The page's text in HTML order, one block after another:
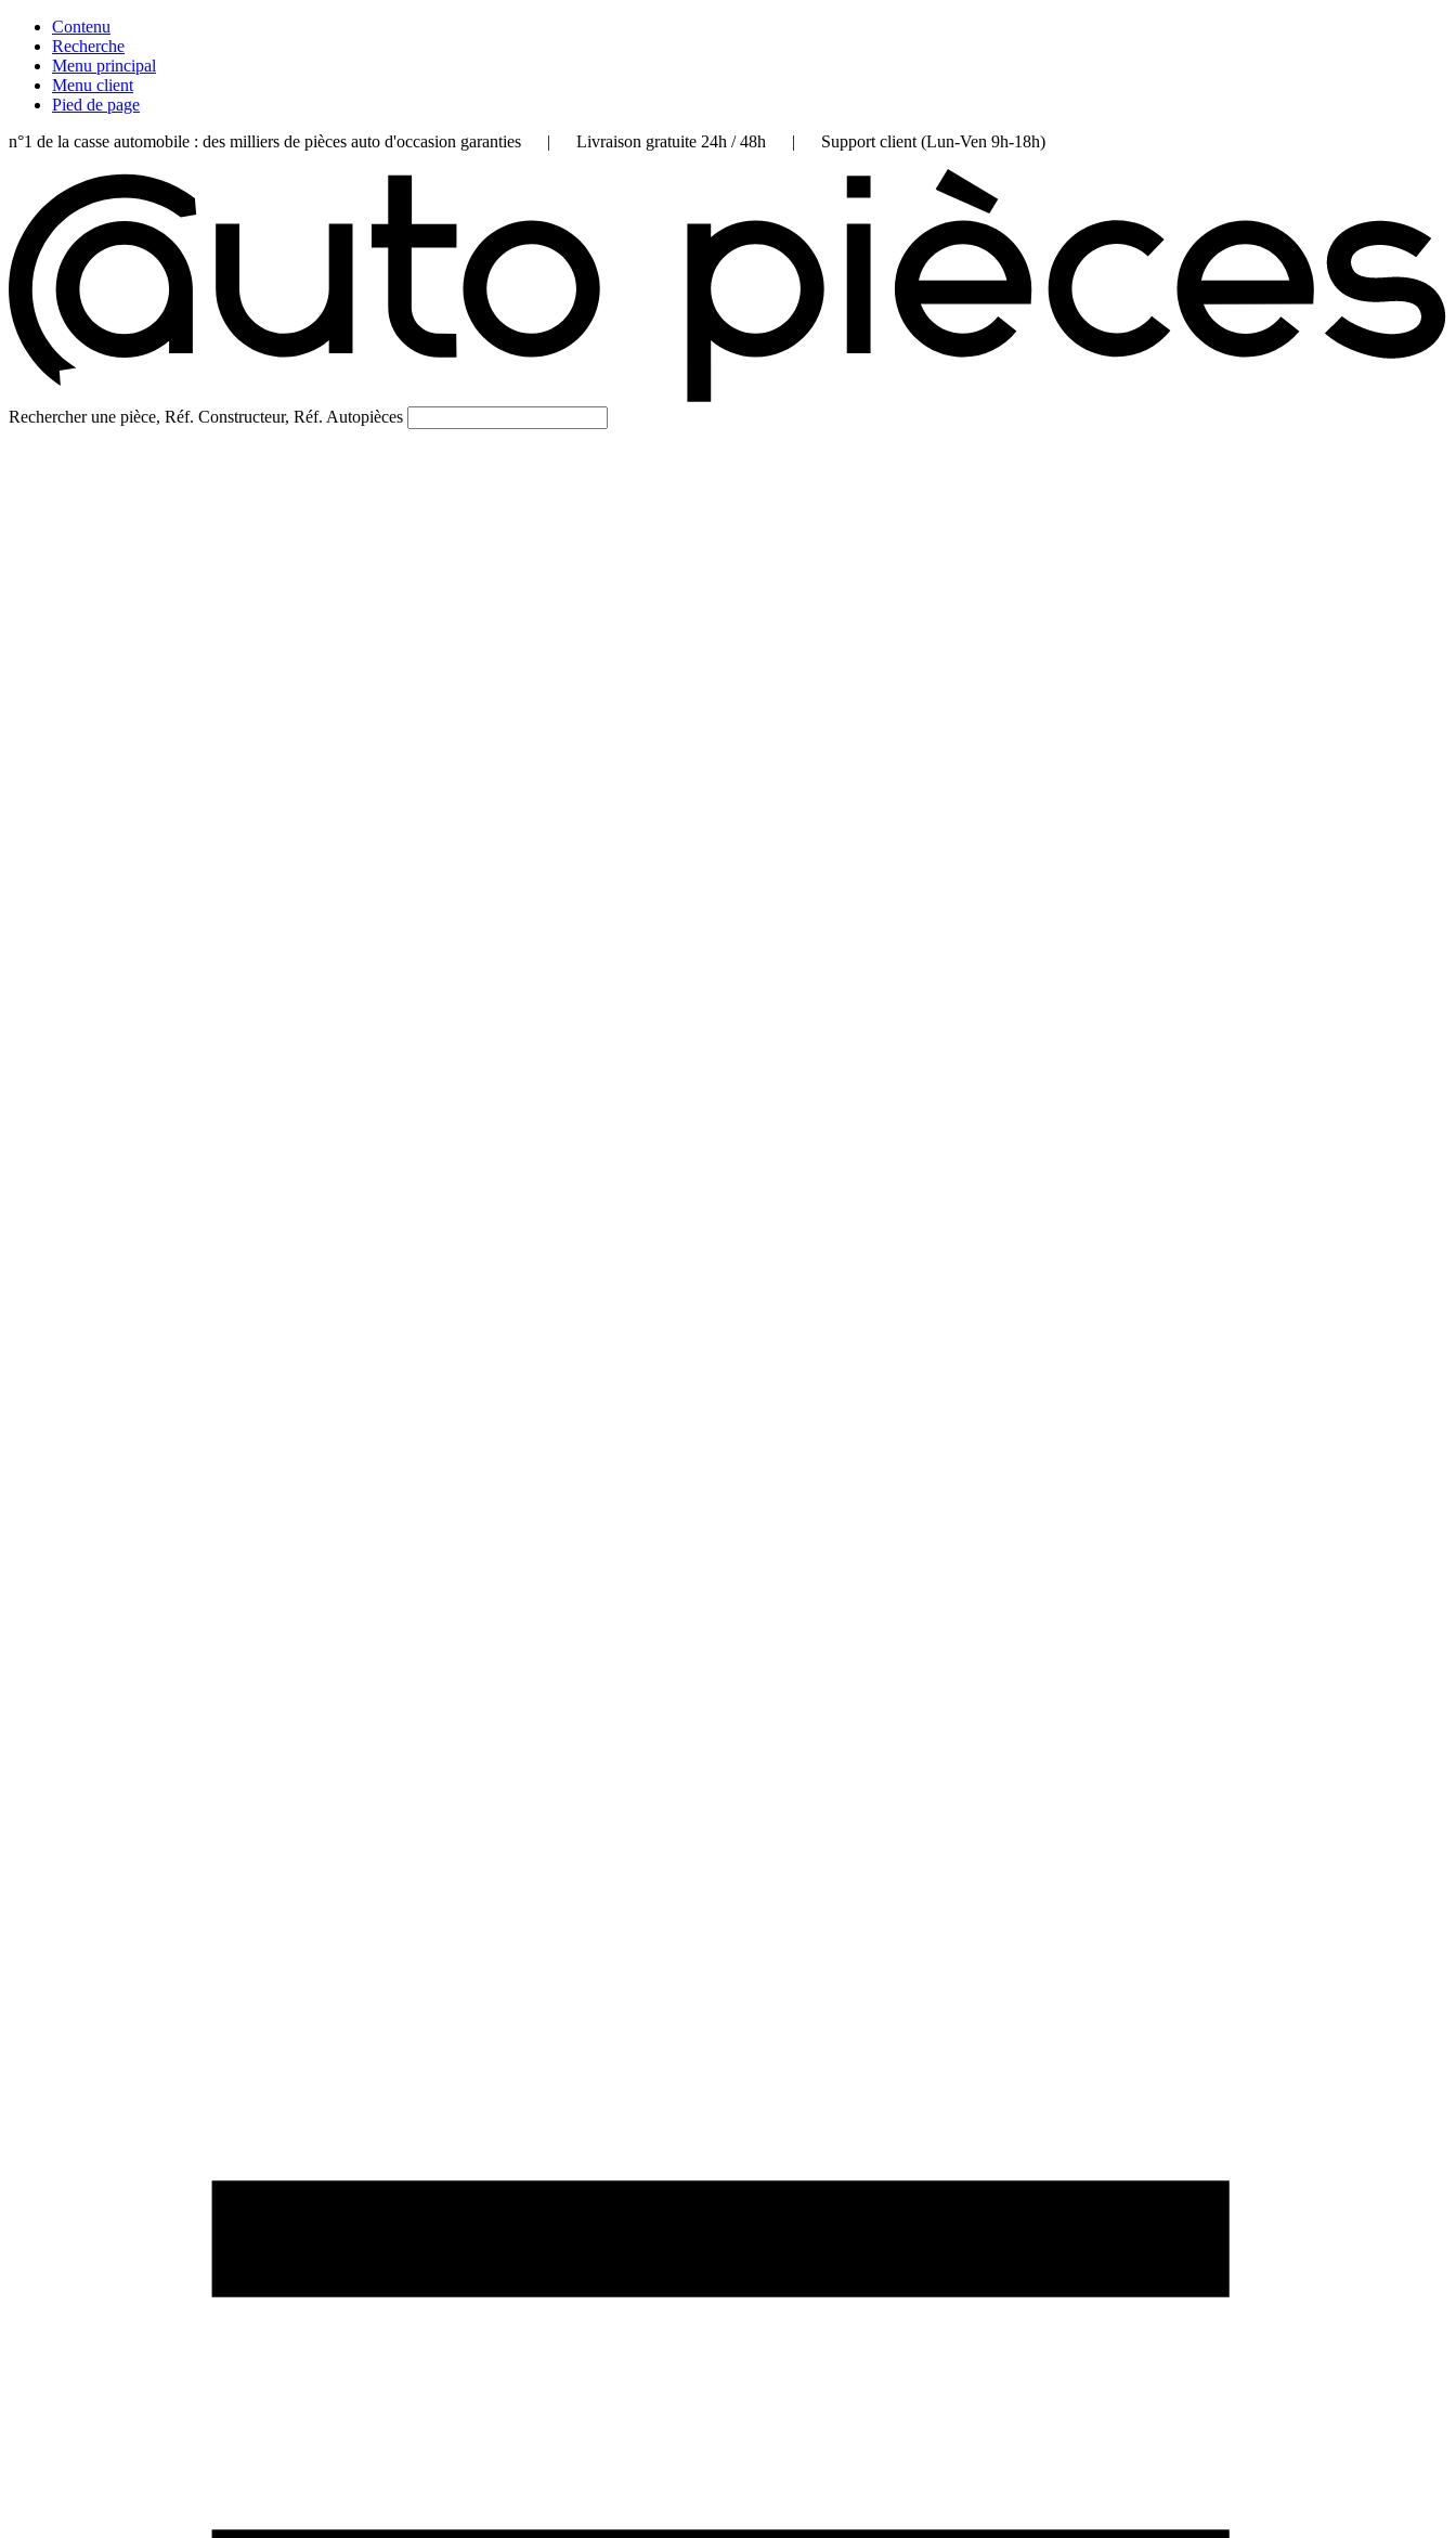
Contenu
Recherche
Menu principal
Menu client
Pied de page
n°1 de la casse automobile : des milliers de pièces auto d'occasion garanties | Livraison gratuite 24h / 48h | Support client (Lun-Ven 9h-18h)
Rechercher une pièce, Réf. Constructeur, Réf. Autopièces